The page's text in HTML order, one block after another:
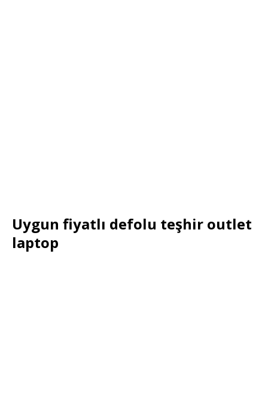
Uygun fiyatlı defolu teşhir outlet
laptop